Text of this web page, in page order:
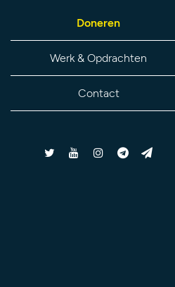
Doneren
Werk & Opdrachten
Contact